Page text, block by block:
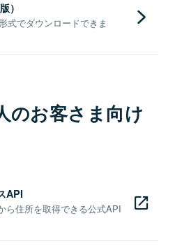
）
式でダウンロードできま
のお客さま向け
API
ら住所を取得できる公式API